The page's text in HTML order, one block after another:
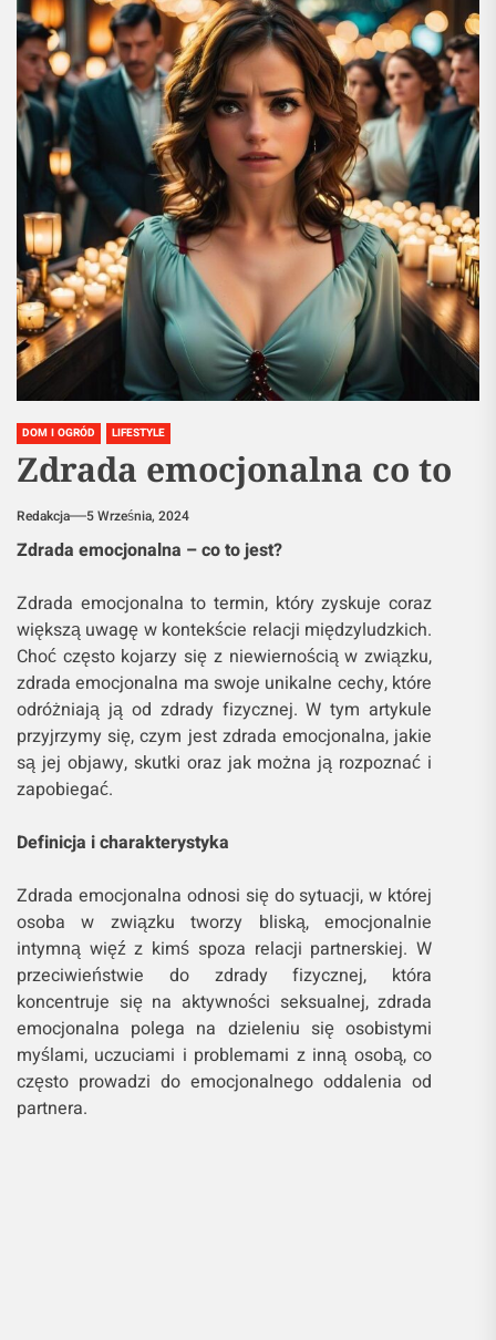
DOM I OGRÓD LIFESTYLE
Zdrada emocjonalna co to
Redakcja 5 Września, 2024
Zdrada emocjonalna – co to jest?
Zdrada emocjonalna to termin, który zyskuje coraz
większą uwagę w kontekście relacji międzyludzkich.
Choć często kojarzy się z niewiernością w związku,
zdrada emocjonalna ma swoje unikalne cechy, które
odróżniają ją od zdrady fizycznej. W tym artykule
przyjrzymy się, czym jest zdrada emocjonalna, jakie
są jej objawy, skutki oraz jak można ją rozpoznać i
zapobiegać.
Definicja i charakterystyka
Zdrada emocjonalna odnosi się do sytuacji, w której
osoba w związku tworzy bliską, emocjonalnie
intymną więź z kimś spoza relacji partnerskiej. W
przeciwieństwie do zdrady fizycznej, która
koncentruje się na aktywności seksualnej, zdrada
emocjonalna polega na dzieleniu się osobistymi
myślami, uczuciami i problemami z inną osobą, co
często prowadzi do emocjonalnego oddalenia od
partnera.